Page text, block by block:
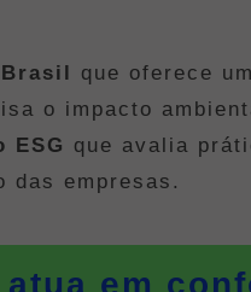
que oferece
o impacto
ESG que avalia
das empresas.
em